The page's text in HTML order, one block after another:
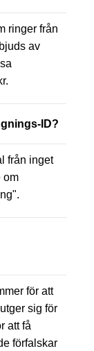
ringer från
av
ID?
från inget
om
för att
sig för
att få
förfalskar